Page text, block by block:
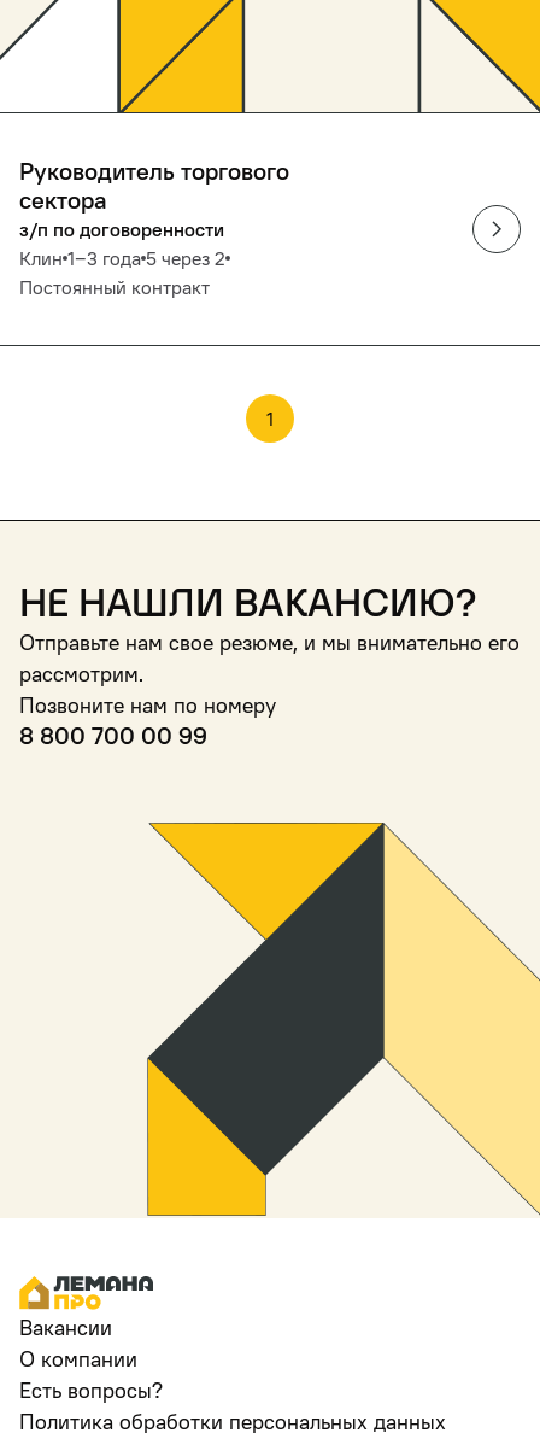
Руководитель торгового
сектора
з/п по договоренности
Клин 1‒3 года 5 через 2
Постоянный контракт
1
Не нашли вакансию?
Отправьте нам свое резюме, и мы внимательно его
рассмотрим.
Позвоните нам по номеру
8 800 700 00 99
Вакансии
О компании
Есть вопросы?
Политика обработки персональных данных